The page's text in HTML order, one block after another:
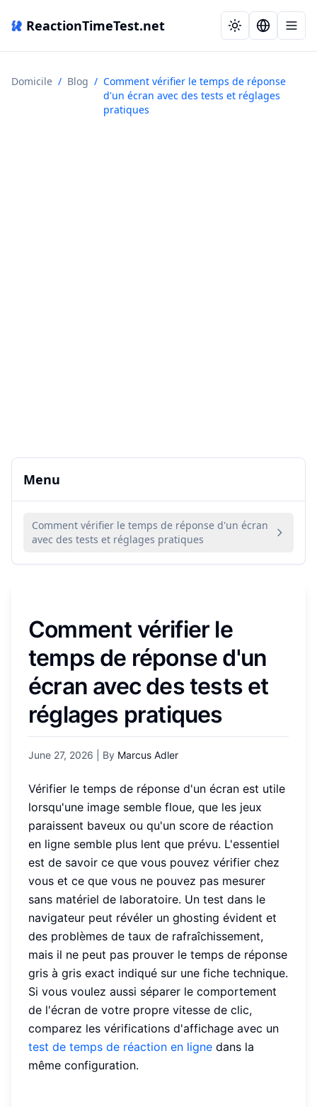
ReactionTimeTest.net
Domicile / Blog / Comment vérifier le temps de réponse
d'un écran avec des tests et réglages
pratiques
Menu
Comment vérifier le temps de réponse d'un écran
avec des tests et réglages pratiques
Comment vérifier le
temps de réponse d'un
écran avec des tests et
réglages pratiques
June 27, 2026 | By Marcus Adler
Vérifier le temps de réponse d'un écran est utile
lorsqu'une image semble floue, que les jeux
paraissent baveux ou qu'un score de réaction
en ligne semble plus lent que prévu. L'essentiel
est de savoir ce que vous pouvez vérifier chez
vous et ce que vous ne pouvez pas mesurer
sans matériel de laboratoire. Un test dans le
navigateur peut révéler un ghosting évident et
des problèmes de taux de rafraîchissement,
mais il ne peut pas prouver le temps de réponse
gris à gris exact indiqué sur une fiche technique.
Si vous voulez aussi séparer le comportement
de l'écran de votre propre vitesse de clic,
comparez les vérifications d'affichage avec un
test de temps de réaction en ligne dans la
même configuration.